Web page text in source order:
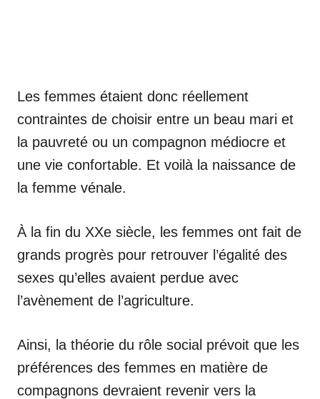
Les femmes étaient donc réellement
contraintes de choisir entre un beau mari et
la pauvreté ou un compagnon médiocre et
une vie confortable. Et voilà la naissance de
la femme vénale.
À la fin du XXe siècle, les femmes ont fait de
grands progrès pour retrouver l’égalité des
sexes qu’elles avaient perdue avec
l’avènement de l’agriculture.
Ainsi, la théorie du rôle social prévoit que les
préférences des femmes en matière de
compagnons devraient revenir vers la